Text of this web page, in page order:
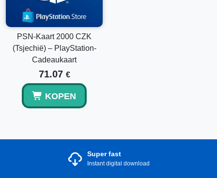
PSN-Kaart 2000 CZK
(Tsjechië) – PlayStation-
Cadeaukaart
71.07 €
KOPEN
Super fast
Instant digital download